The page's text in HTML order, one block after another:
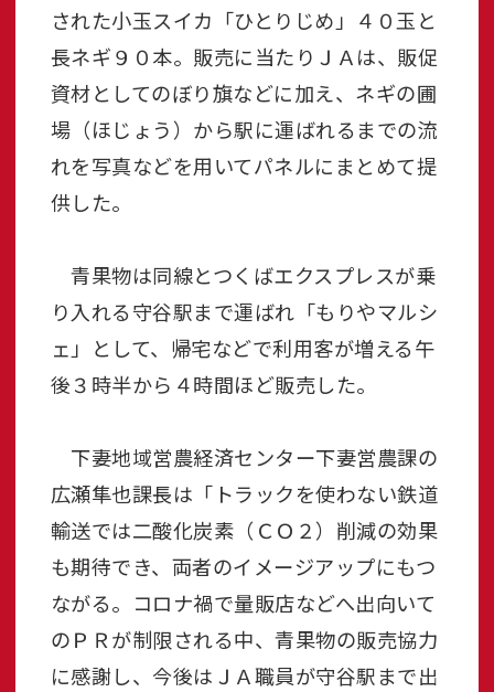
された小玉スイカ「ひとりじめ」４０玉と
長ネギ９０本。販売に当たりＪＡは、販促
資材としてのぼり旗などに加え、ネギの圃
場（ほじょう）から駅に運ばれるまでの流
れを写真などを用いてパネルにまとめて提
供した。
青果物は同線とつくばエクスプレスが乗
り入れる守谷駅まで運ばれ「もりやマルシ
ェ」として、帰宅などで利用客が増える午
後３時半から４時間ほど販売した。
下妻地域営農経済センター下妻営農課の
広瀬隼也課長は「トラックを使わない鉄道
輸送では二酸化炭素（ＣＯ２）削減の効果
も期待でき、両者のイメージアップにもつ
ながる。コロナ禍で量販店などへ出向いて
のＰＲが制限される中、青果物の販売協力
に感謝し、今後はＪＡ職員が守谷駅まで出